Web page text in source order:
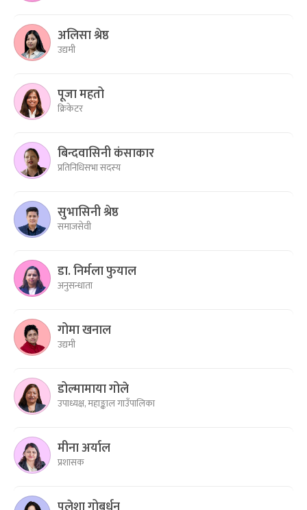
अलिसा श्रेष्ठ
उद्यमी
पूजा महतो
क्रिकेटर
बिन्दवासिनी कंसाकार
प्रतिनिधिसभा सदस्य
सुभासिनी श्रेष्ठ
समाजसेवी
डा. निर्मला फुयाल
अनुसन्धाता
गोमा खनाल
उद्यमी
डोल्मामाया गोले
उपाध्यक्ष, महाङ्काल गाउँपालिका
मीना अर्याल
प्रशासक